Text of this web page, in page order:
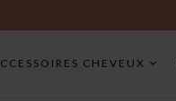
CHEVEUX